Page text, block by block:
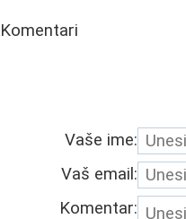
Komentari
Vaše ime:
Vaš email:
Komentar: